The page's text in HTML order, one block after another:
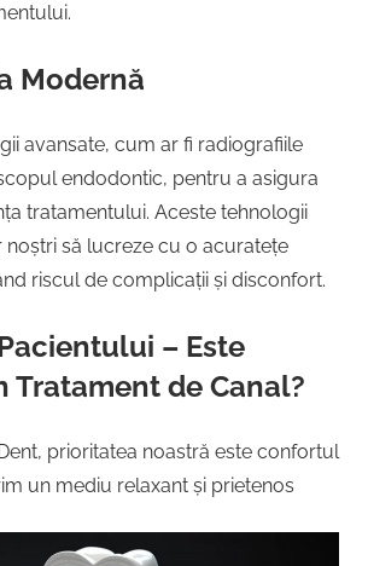
Modernă
avansate, cum ar fi radiografiile
endodontic, pentru a asigura
tratamentului. Aceste tehnologii
să lucreze cu o acuratețe
riscul de complicații și disconfort.
– Este
Tratament de Canal?
prioritatea noastră este confortul
un mediu relaxant și prietenos